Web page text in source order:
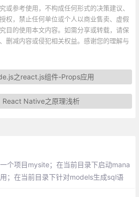
或参考使用，不构成任何形式的决策建议、
权，禁止任何单位或个人以商业售卖、虚假
目的使用本文内容。如需分享或转载，请保
删减内容或侵犯相关权益。感谢您的理解与
之react.js组件-Props应用
React Native之原理浅析
个项目mysite；在当前目录下启动mana
；在当前目录下针对models生成sql语